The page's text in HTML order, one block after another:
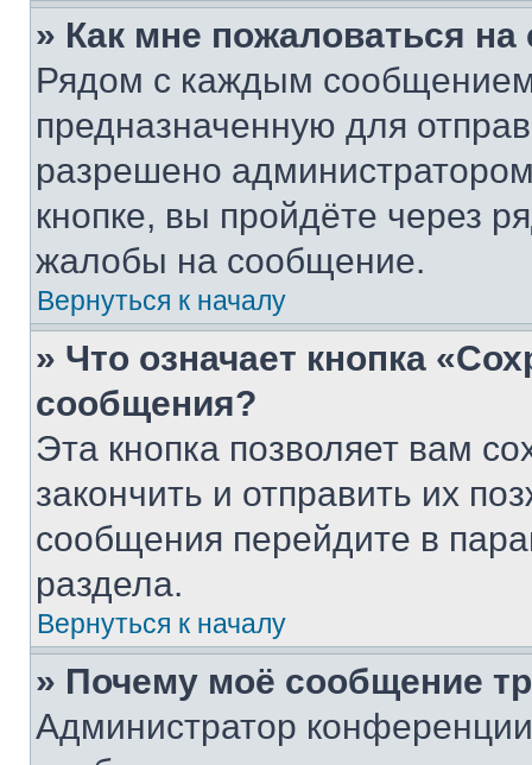
» Как мне пожаловаться
Рядом с каждым сообщением
предназначенную для
разрешено
кнопке, вы пройдёте через
жалобы на сообщение.
Вернуться к началу
» Что означает кнопка
сообщения?
Эта кнопка позволяет вам
закончить и отправить их
сообщения перейдите в
раздела.
Вернуться к началу
» Почему моё сообщение
Администратор